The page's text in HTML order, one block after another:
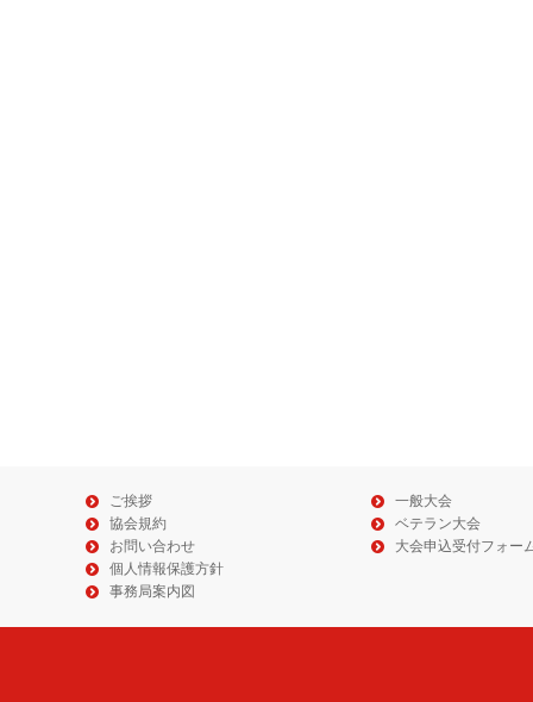
ご挨拶
協会規約
お問い合わせ
個人情報保護方針
事務局案内図
一般大会
ベテラン大会
大会申込受付フォー